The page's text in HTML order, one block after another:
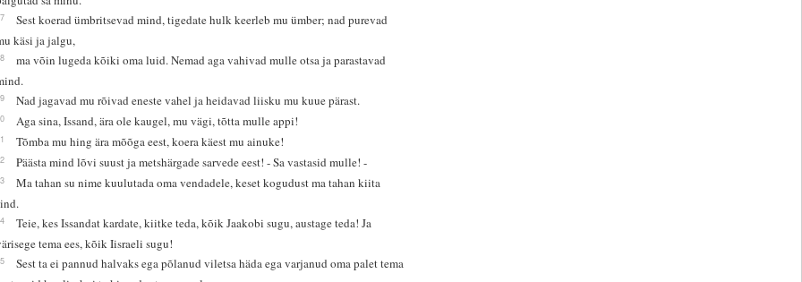
Sest koerad ümbritsevad mind, tigedate hulk keerleb mu ümber; nad purevad
käsi ja jalgu,
ma võin lugeda kõiki oma luid. Nemad aga vahivad mulle otsa ja parastavad
Nad jagavad mu rõivad eneste vahel ja heidavad liisku mu kuue pärast.
Aga sina, Issand, ära ole kaugel, mu vägi, tõtta mulle appi!
Tõmba mu hing ära mõõga eest, koera käest mu ainuke!
Päästa mind lõvi suust ja metshärgade sarvede eest! - Sa vastasid mulle! -
Ma tahan su nime kuulutada oma vendadele, keset kogudust ma tahan kiita
Teie, kes Issandat kardate, kiitke teda, kõik Jaakobi sugu, austage teda! Ja
tema ees, kõik Iisraeli sugu!
Sest ta ei pannud halvaks ega põlanud viletsa häda ega varjanud oma palet tema